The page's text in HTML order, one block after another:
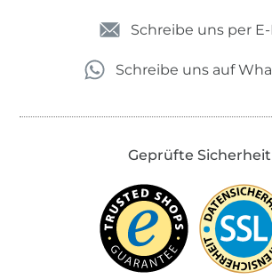
Schreibe uns per
Schreibe uns auf
Geprüfte Sicherheit